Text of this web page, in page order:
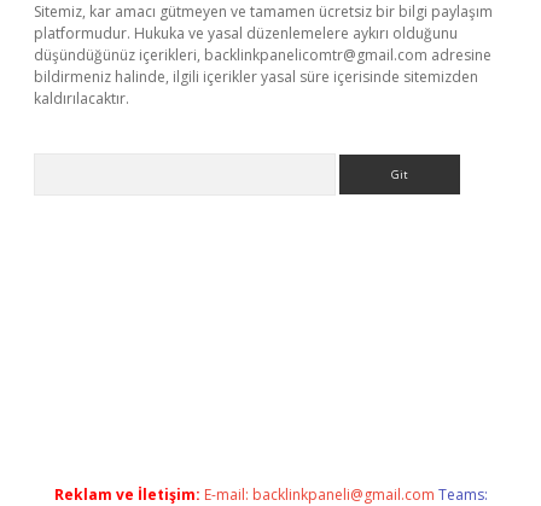
Sitemiz, kar amacı gütmeyen ve tamamen ücretsiz bir bilgi paylaşım
platformudur. Hukuka ve yasal düzenlemelere aykırı olduğunu
düşündüğünüz içerikleri, backlinkpanelicomtr@gmail.com adresine
bildirmeniz halinde, ilgili içerikler yasal süre içerisinde sitemizden
kaldırılacaktır.
Reklam ve İletişim: E-mail: backlinkpaneli@gmail.com Teams: